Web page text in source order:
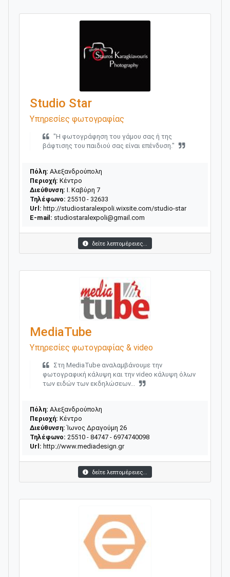
Studio Star
Υπηρεσίες φωτογραφίας
"Η φωτογράφηση του γάμου σας ή της
βάφτισης του παιδιού σας είναι επένδυση."
Πόλη: Αλεξανδρούπολη
Περιοχή: Κέντρο
Διεύθυνση: Ι. Καβύρη 7
Τηλέφωνο: 25510 - 32633
Url: http://studiostaralexpoli.wixsite.com/studio-star
E-mail: studiostaralexpoli@gmail.com
δείτε λεπτομέρειες...
MediaTube
Υπηρεσίες φωτογραφίας & video
Στη MediaTube αναλαμβάνουμε την
φωτογραφική κάλυψη και την video κάλυψη όλων
των ειδών των εκδηλώσεων...
Πόλη: Αλεξανδρούπολη
Περιοχή: Κέντρο
Διεύθυνση: Ίωνος Δραγούμη 26
Τηλέφωνο: 25510 - 84747 - 6974740098
Url: http://www.mediadesign.gr
δείτε λεπτομέρειες...